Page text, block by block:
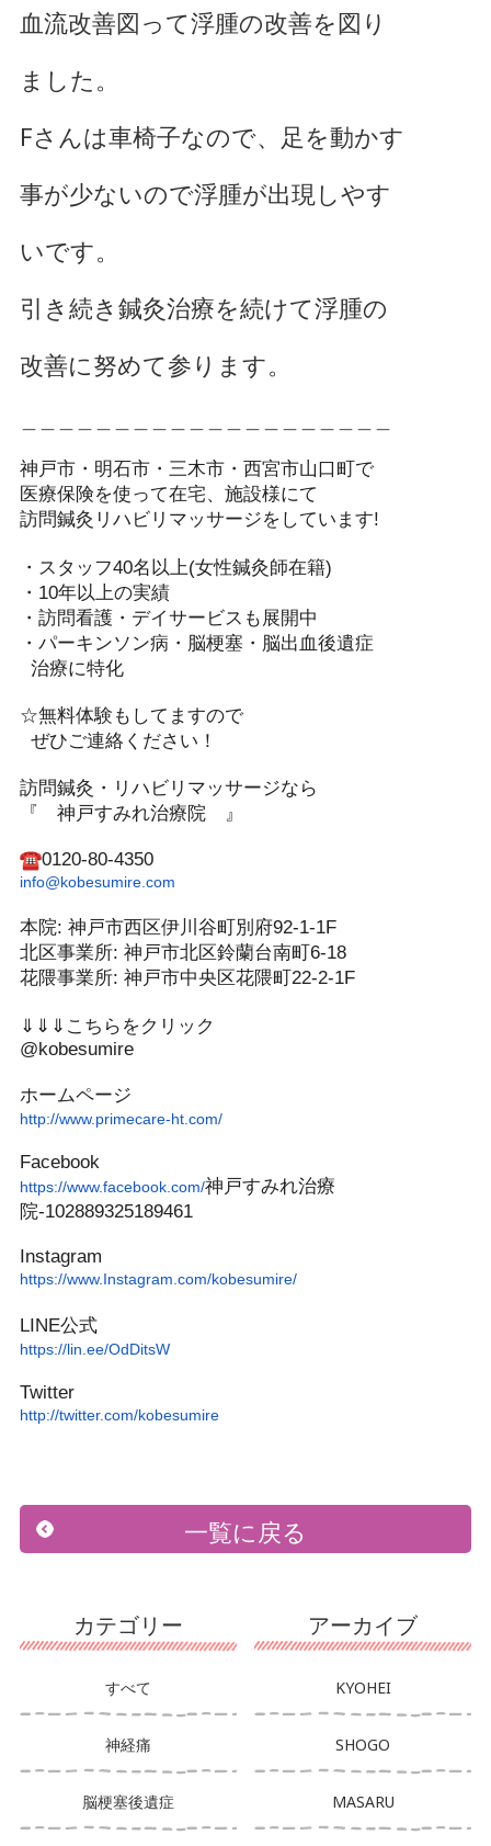
カテゴリー
すべて
神経痛
脳梗塞後遺症
アーカイブ
KYOHEI
SHOGO
MASARU
血流改善図って浮腫の改善を図り
ました。
Fさんは車椅子なので、足を動かす
事が少ないので浮腫が出現しやす
いです。
引き続き鍼灸治療を続けて浮腫の
改善に努めて参ります。
神戸市・明石市・三木市・西宮市山口町で
医療保険を使って在宅、施設様にて
訪問鍼灸リハビリマッサージをしています!️
・スタッフ40名以上(女性鍼灸師在籍)
・10年以上の実績
・訪問看護・デイサービスも展開中
・パーキンソン病・脳梗塞・脳出血後遺症
治療に特化
☆無料体験もしてますので
ぜひご連絡ください！️
訪問鍼灸・リハビリマッサージなら
『 神戸すみれ治療院 』
0120-80-4350
info@kobesumire.com
本院: 神戸市西区伊川谷町別府92-1-1F
北区事業所: 神戸市北区鈴蘭台南町6-18
花隈事業所: 神戸市中央区花隈町22-2-1F
⇓⇓⇓こちらをクリック
@kobesumire
ホームページ
http://www.primecare-ht.com/
Facebook
https://www.facebook.com/神戸すみれ治療
院-102889325189461
Instagram
https://www.Instagram.com/kobesumire/
LINE公式
https://lin.ee/OdDitsW
Twitter
http://twitter.com/kobesumire
一覧に戻る